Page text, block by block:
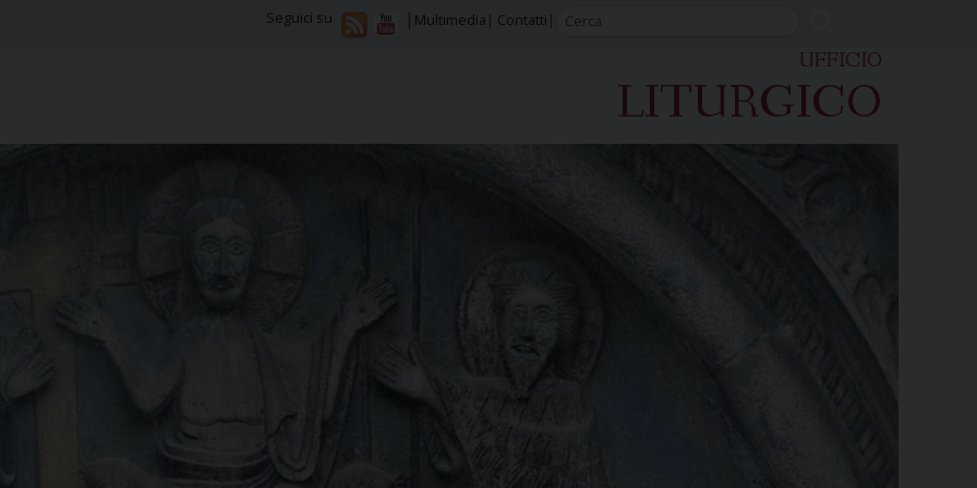
Multimedia Contatti
Seguici su
UFFICIO
LITURGICO